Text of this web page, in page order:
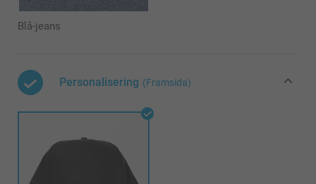
Blå-jeans
Personalisering (Framsida)